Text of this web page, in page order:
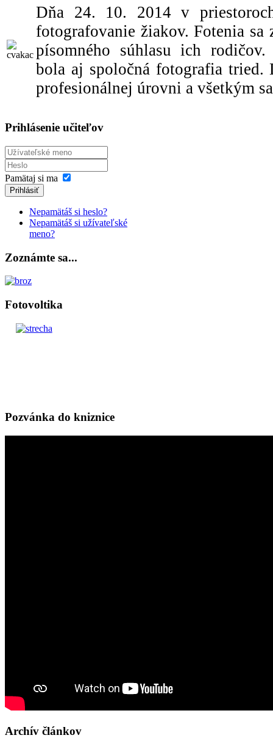
Dňa 24. 10. 2014 v
fotografovanie žiakov. Fotenia sa
písomného súhlasu ich
bola aj spoločná fotografia tried.
profesionálnej úrovni a všetkým
Prihlásenie učiteľov
Pamätaj si ma
Prihlásiť
Nepamätáš si heslo?
Nepamätáš si užívateľské
meno?
Zoznámte sa...
Fotovoltika
Pozvánka do kniznice
Archív článkov